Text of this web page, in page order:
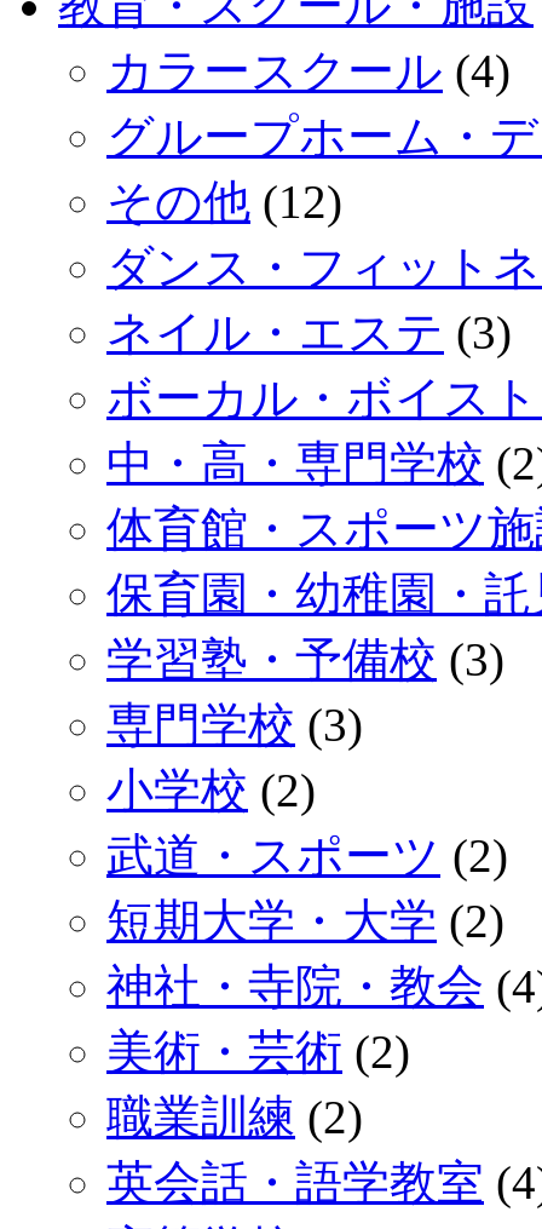
カラースクール (4)
グループホーム・
その他 (12)
ダンス・フィット
ネイル・エステ (3)
ボーカル・ボイス
中・高・専門学校
体育館・スポーツ
保育園・幼稚園・
学習塾・予備校 (3)
専門学校 (3)
小学校 (2)
武道・スポーツ (2)
短期大学・大学 (2)
神社・寺院・教会
美術・芸術 (2)
職業訓練 (2)
英会話・語学教室